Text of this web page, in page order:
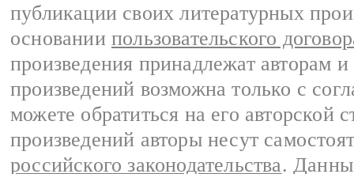
публикации своих литературных
основании пользовательского
произведения принадлежат авторам
произведений возможна только с
можете обратиться на его авторской
произведений авторы несут
российского законодательства.